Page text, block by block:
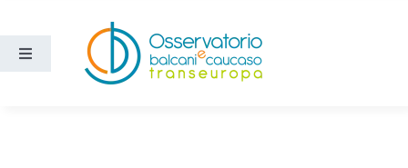
contenuto
Toggle